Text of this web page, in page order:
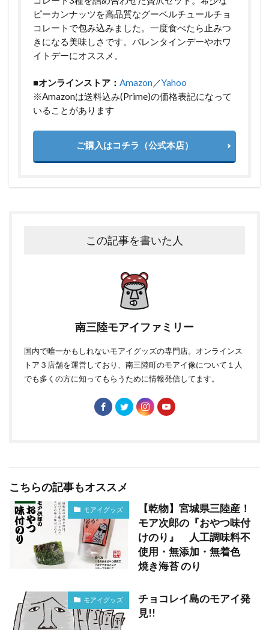
ピーカンナッツを高品質なグーベルチュールチョ
コレートで包み込みました。一度食べたら止みつ
きになる美味しさです。バレンタインデーやホワ
イトデーにオススメ。
■オンラインストア： Amazon／Yahoo
※Amazonは送料込み(Prime)の価格表記になって
いることがあります
ご購入はコチラ（公式本店）
この記事を書いた人
南三陸モアイファミリー
国内で唯一かもしれないモアイグッズの専門店。オンラインス
トア３店舗を運営しており、南三陸町のモアイ像について１人
でも多くの方に知ってもらうために情報発信してます。
こちらの記事もオススメ
モアイグッズ
【乾物】宮城県三陸産！
モア次郎の『おやつ味付
けのり』 人工調味料不
使用・無添加・無着色
焼き海苔 のり
モアイグッズ
チョコレイ島のモアイ発
見!!